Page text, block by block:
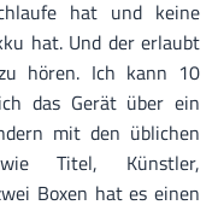
hat und keine
hat. Und der erlaubt
hören. Ich kann 10
das Gerät über ein
mit den üblichen
wie Titel, Künstler,
Boxen hat es einen